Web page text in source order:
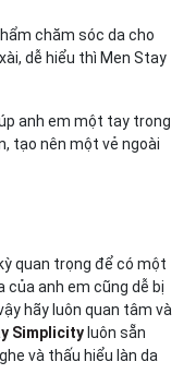
chăm sóc da cho
dễ hiểu thì Men Stay
anh em một tay trong
tạo nên một vẻ ngoài
quan trọng để có một
của anh em cũng dễ bị
hãy luôn quan tâm và
Simplicityluôn sẵn
và thấu hiểu làn da